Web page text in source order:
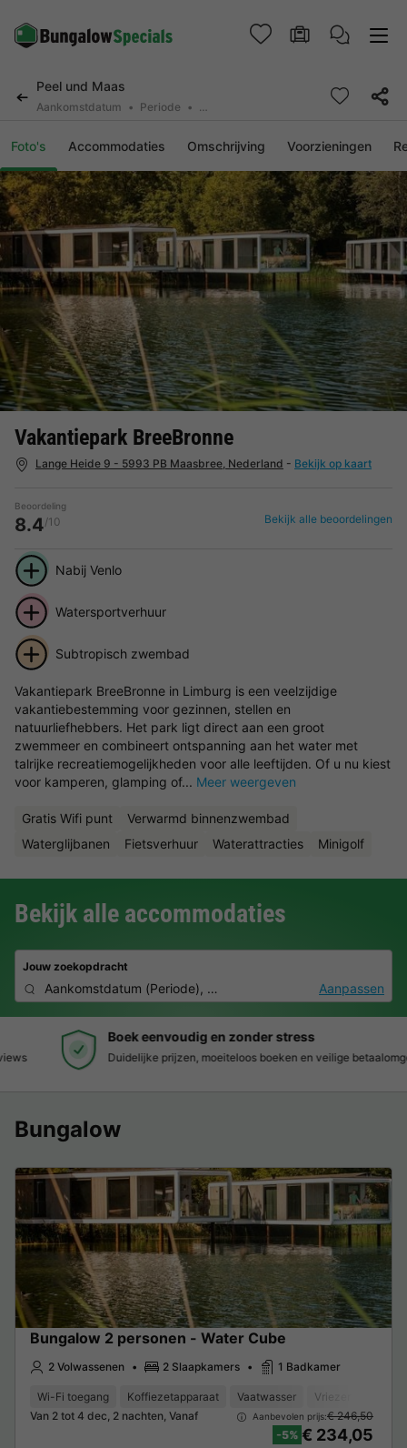
Peel und Maas
Aankomstdatum Periode 2 personen, 0 huisdier
Foto's Accommodaties Omschrijving Voorzieningen
Vakantiepark BreeBronne
Lange Heide 9 - 5993 PB Maasbree, Nederland - Bekijk op kaart
Beoordeling
8.4/10 Bekijk alle beoordelingen
Nabij Venlo
Watersportverhuur
Subtropisch zwembad
Vakantiepark BreeBronne in Limburg is een veelzijdige
vakantiebestemming voor gezinnen, stellen en
natuurliefhebbers. Het park ligt direct aan een groot
zwemmeer en combineert ontspanning aan het water met
talrijke recreatiemogelijkheden voor alle leeftijden. Of u nu kiest
voor kamperen, glamping of... Meer weergeven
Gratis Wifi punt
Verwarmd binnenzwembad
Waterglijbanen
Fietsverhuur Waterattracties Minigolf
Bekijk alle accommodaties
Jouw zoekopdracht
Aankomstdatum (Periode), 2 personen, 0 huisdierAanpassen
Boek eenvoudig en zonder stress
Duidelijke prijzen, moeiteloos boeken en veilige betaalomgeving
Bungalow
Bungalow 2 personen - Water Cube
2 Volwassenen 2 Slaapkamers 1 Badkamer
Wi-Fi toegang Koffiezetapparaat Vaatwasser Vriezer
Van 2 tot 4 dec, 2 nachten, Vanaf
Aanbevolen prijs:€ 246,50
-5% € 234,05